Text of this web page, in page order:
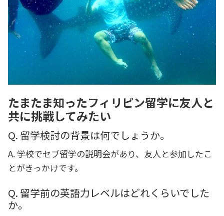
たまたま知ったフィリピン留学に友人と
共に挑戦してみたい
Q. 留学検討の背景は何でしょうか。
A. 学校でセブ留学の説明会があり、友人と参加したこ
とがきっかけです。
Q. 留学前の英語力レベルはどれくらいでした
か。